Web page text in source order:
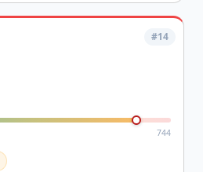
#14
744